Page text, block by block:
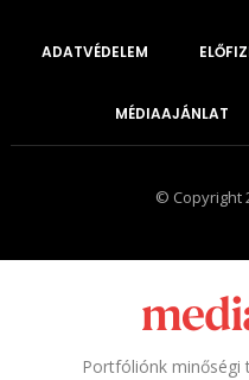
ADATVÉDELEM
MÉDIAAJÁNLAT
© Copyright
Portfóliónk